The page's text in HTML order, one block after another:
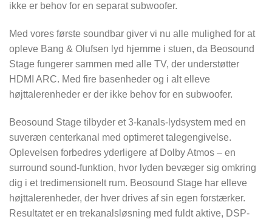
ikke er behov for en separat subwoofer.
Med vores første soundbar giver vi nu alle mulighed for at
opleve Bang & Olufsen lyd hjemme i stuen, da Beosound
Stage fungerer sammen med alle TV, der understøtter
HDMI ARC. Med fire basenheder og i alt elleve
højttalerenheder er der ikke behov for en subwoofer.
Beosound Stage tilbyder et 3-kanals-lydsystem med en
suveræn centerkanal med optimeret talegengivelse.
Oplevelsen forbedres yderligere af Dolby Atmos – en
surround sound-funktion, hvor lyden bevæger sig omkring
dig i et tredimensionelt rum. Beosound Stage har elleve
højttalerenheder, der hver drives af sin egen forstærker.
Resultatet er en trekanalsløsning med fuldt aktive, DSP-